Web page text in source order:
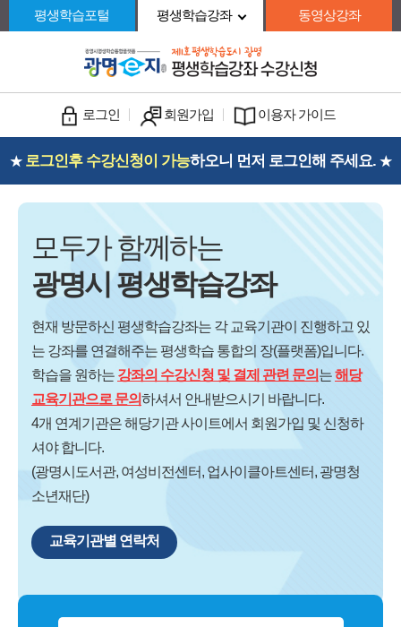
평생학습포털 평생학습강좌 동영상강좌
로그인 회원가입 이용자 가이드
★ 로그인후 수강신청이 가능하오니 먼저 로그인해 주세요. ★
모두가 함께하는
광명시 평생학습강좌
현재 방문하신 평생학습강좌는 각 교육기관이 진행하고 있
는 강좌를 연결해주는 평생학습 통합의 장(플랫폼)입니다.
학습을 원하는 강좌의 수강신청 및 결제 관련 문의 는해당
교육기관으로 문의하셔서 안내받으시기 바랍니다.
4개 연계기관은 해당기관 사이트에서 회원가입 및 신청하
셔야 합니다.
(광명시도서관, 여성비전센터, 업사이클아트센터, 광명청
소년재단)
교육기관별 연락처